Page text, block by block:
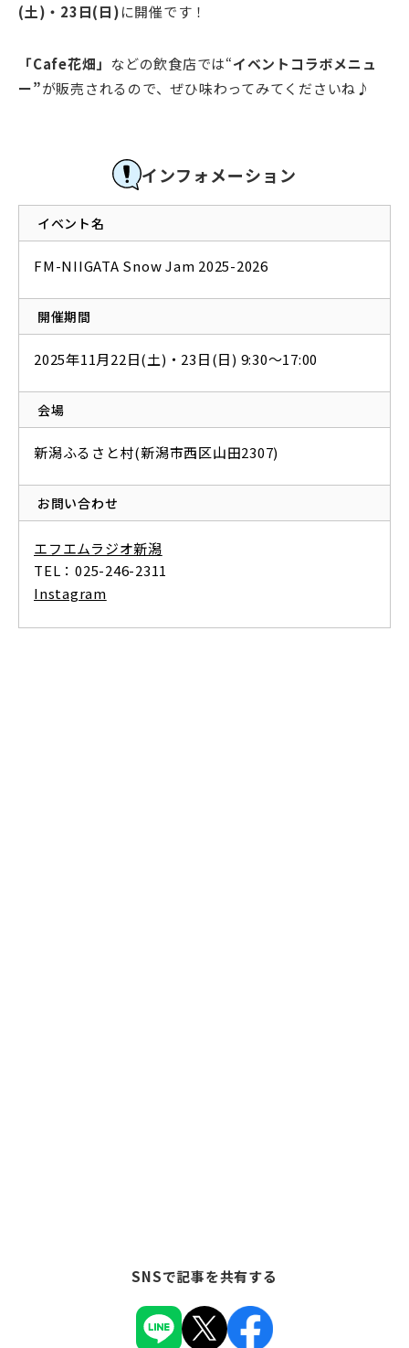
(土)・23日(日)に開催です！
「Cafe花畑」 などの飲食店では“イベントコラボメニュ
ー”が販売されるので、ぜひ味わってみてくださいね♪
インフォメーション
イベント名
FM-NIIGATA Snow Jam 2025-2026
開催期間
2025年11月22日(土)・23日(日) 9:30〜17:00
会場
新潟ふるさと村(新潟市西区山田2307)
お問い合わせ
エフエムラジオ新潟
TEL：025-246-2311
Instagram
SNSで記事を共有する